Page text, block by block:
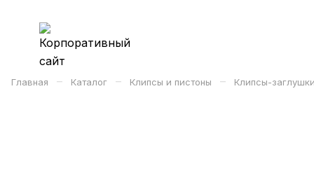
Главная – Каталог – Клипсы и пистоны – Клипсы-